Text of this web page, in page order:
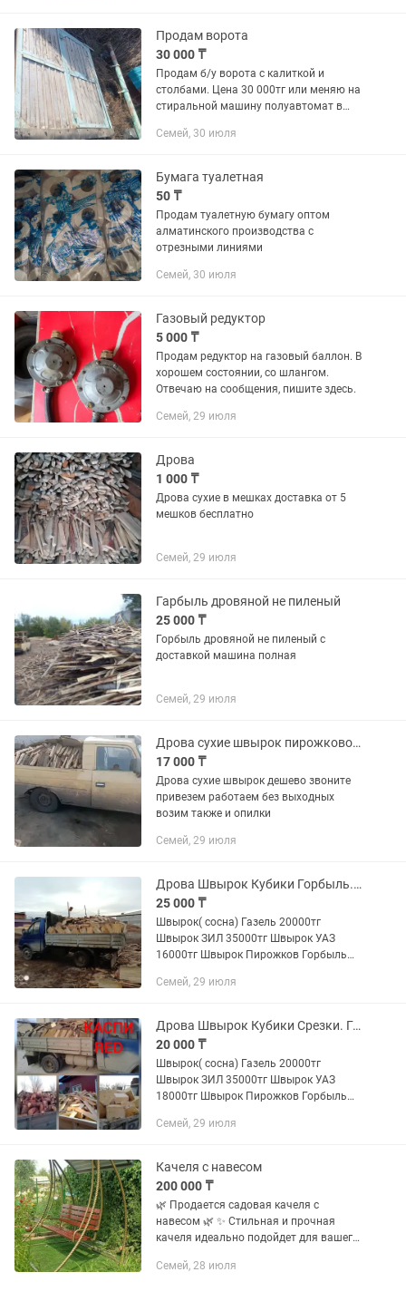
Продам ворота
30 000 ₸
Продам б/у ворота с калиткой и
столбами. Цена 30 000тг или меняю на
стиральной машину полуавтомат в
Семей, 30 июля
Бумага туалетная
50 ₸
Продам туалетную бумагу оптом
алматинского производства с
отрезными линиями
Семей, 30 июля
Газовый редуктор
5 000 ₸
Продам редуктор на газовый баллон. В
хорошем состоянии, со шлангом.
Отвечаю на сообщения, пишите здесь.
Семей, 29 июля
Дрова
1 000 ₸
Дрова сухие в мешках доставка от 5
мешков бесплатно
Семей, 29 июля
Гарбыль дровяной не пиленый
25 000 ₸
Горбыль дровяной не пиленый с
доставкой машина полная
Семей, 29 июля
Дрова сухие швырок пирожковоз и мешками
17 000 ₸
Дрова сухие швырок дешево звоните
привезем работаем без выходных
возим также и опилки
Семей, 29 июля
Дрова Швырок Кубики Горбыль. Газель ЗИЛ
25 000 ₸
Швырок( сосна) Газель 20000тг
Швырок ЗИЛ 35000тг Швырок УАЗ
16000тг Швырок Пирожков Горбыль
Доставка от 2х кубов и выше Доставка
Семей, 29 июля
Дрова Швырок Кубики Срезки. Газель
20 000 ₸
Швырок( сосна) Газель 20000тг
Швырок ЗИЛ 35000тг Швырок УАЗ
18000тг Швырок Пирожков Горбыль
Горбыль деловой 3х метровый Куб
Семей, 29 июля
Качеля с навесом
200 000 ₸
🌿 Продается садовая качеля с
навесом 🌿 ✨ Стильная и прочная
качеля идеально подойдет для вашего
Металлический кованый каркас с
Семей, 28 июля